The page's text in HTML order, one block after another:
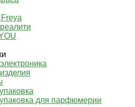
для парфюмерии